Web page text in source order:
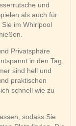
und
als auch für
im Whirlpool
Privatsphäre
in den Tag
sind hell und
praktischen
schnell wie zu
sodass Sie